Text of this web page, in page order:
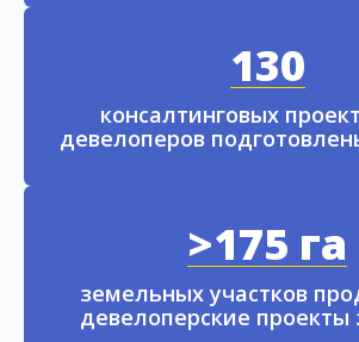
130
консалтинговых
девелоперов
>175 га
земельных участков
девелоперские проекты